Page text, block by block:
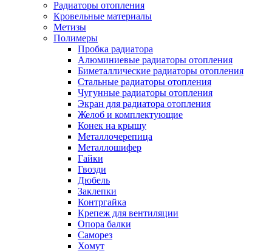
Радиаторы отопления
Кровельные материалы
Метизы
Полимеры
Пробка радиатора
Алюминиевые радиаторы отопления
Биметаллические радиаторы отопления
Стальные радиаторы отопления
Чугунные радиаторы отопления
Экран для радиатора отопления
Желоб и комплектующие
Конек на крышу
Металлочерепица
Металлошифер
Гайки
Гвозди
Дюбель
Заклепки
Контргайка
Крепеж для вентиляции
Опора балки
Саморез
Хомут